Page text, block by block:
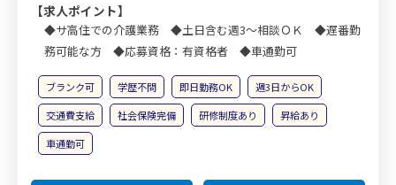
【求人ポイント】
◆サ高住での介護業務 ◆土日含む週3～相談ＯＫ ◆遅番勤
務可能な方 ◆応募資格：有資格者 ◆車通勤可
ブランク可 学歴不問 即日勤務OK
週3日からOK
交通費支給
社会保険完備 研修制度あり
昇給あり
車通勤可